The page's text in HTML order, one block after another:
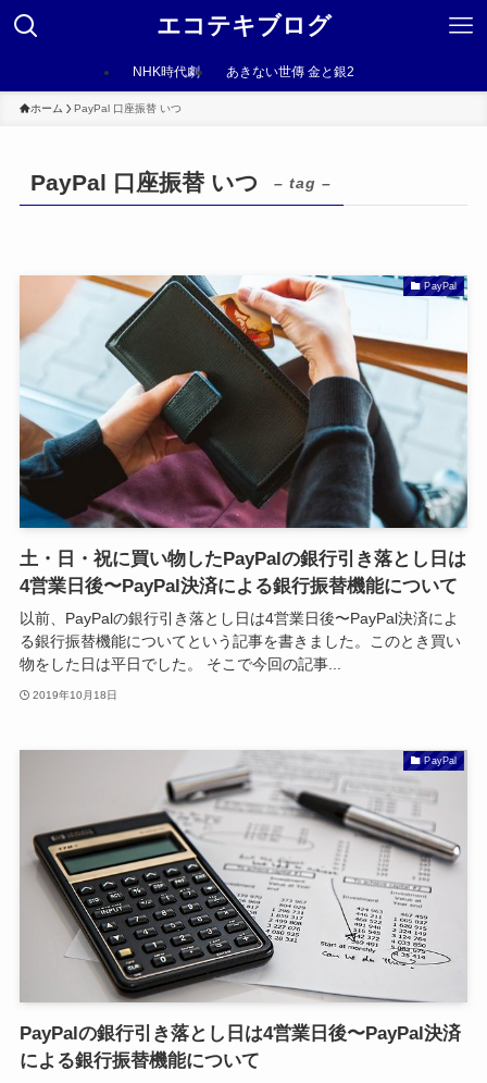
エコテキブログ
NHK時代劇 あきない世傳 金と銀2
ホーム PayPal 口座振替 いつ
PayPal 口座振替 いつ – tag –
PayPal
土・日・祝に買い物したPayPalの銀行引き落とし日は
4営業日後〜PayPal決済による銀行振替機能について
以前、PayPalの銀行引き落とし日は4営業日後〜PayPal決済によ
る銀行振替機能についてという記事を書きました。このとき買い
物をした日は平日でした。 そこで今回の記事...
2019年10月18日
PayPal
PayPalの銀行引き落とし日は4営業日後〜PayPal決済
による銀行振替機能について